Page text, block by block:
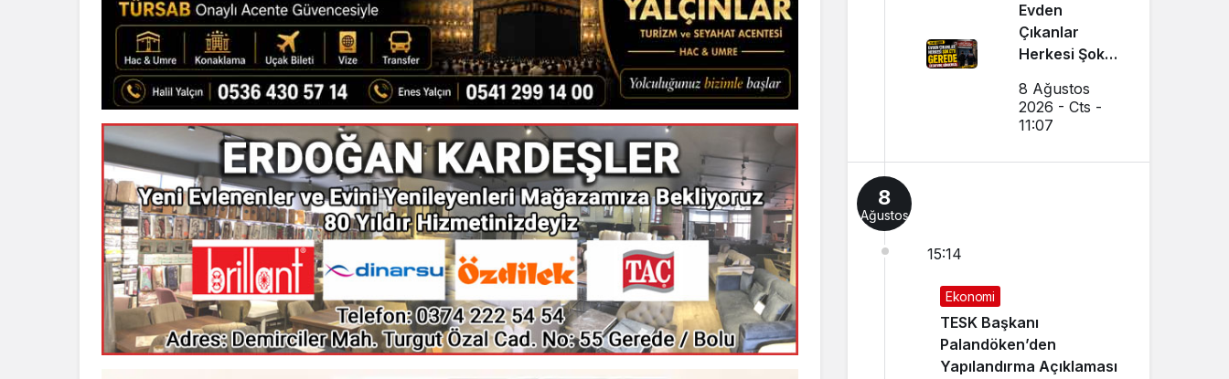
Evden
Çıkanlar
Herkesi Şoke
Cezaevine
Gönderildi
8 Ağustos
2026 - Cts -
11:07
8
Ağustos
15:14
Ekonomi
TESK Başkanı
Palandöken’den
Yapılandırma Açıklaması